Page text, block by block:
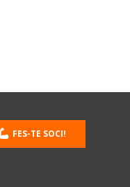
FES-TE SOCI!